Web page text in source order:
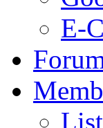
E-